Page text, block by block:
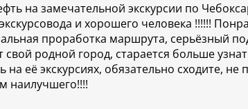
на замечательной экскурсии по
и хорошего человека !!!!!!
проработка маршрута, серьёзный
родной город, старается больше
её экскурсиях, обязательно сходите, не
наилучшего!!!!